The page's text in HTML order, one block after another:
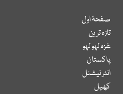
صفحۂ اول
تازہ ترین
غزہ لہو لہو
پاکستان
انٹر نیشنل
کھیل